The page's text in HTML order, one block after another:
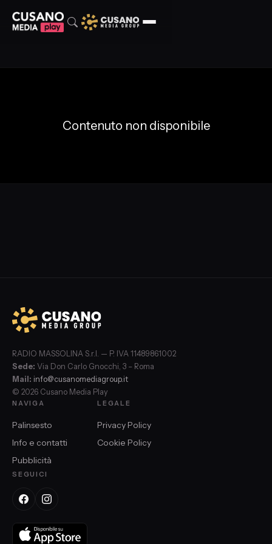
Contenuto non disponibile
RADIO MASSOLINA S.r.l. — P. IVA 11489861002
Sede: Via Don Carlo Gnocchi, 3 – Roma
Mail: info@cusanomediagroup.it
© 2026 Cusano Media Play
NAVIGA
Palinsesto
Info e contatti
Pubblicità
LEGALE
Privacy Policy
Cookie Policy
SEGUICI